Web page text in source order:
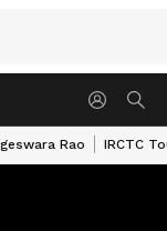
Rao IRCTC